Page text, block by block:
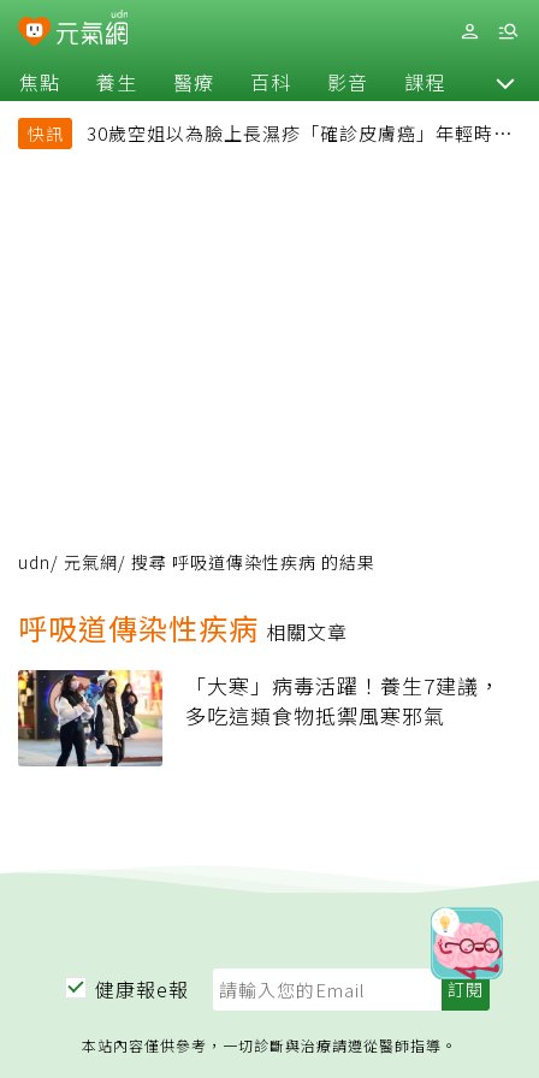
焦點 養生 醫療 百科 影音 課程 退休
快訊
30歲空姐以為臉上長濕疹「確診皮膚癌」年輕時一
udn/ 元氣網/ 搜尋 呼吸道傳染性疾病 的結果
呼吸道傳染性疾病 相關文章
「大寒」病毒活躍！養生7建議，
多吃這類食物抵禦風寒邪氣
健康報e報
本站內容僅供參考，一切診斷與治療請遵從醫師指導。